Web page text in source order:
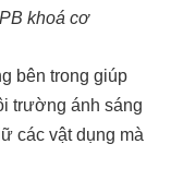
khoá cơ
bên trong giúp
trường ánh sáng
các vật dụng mà